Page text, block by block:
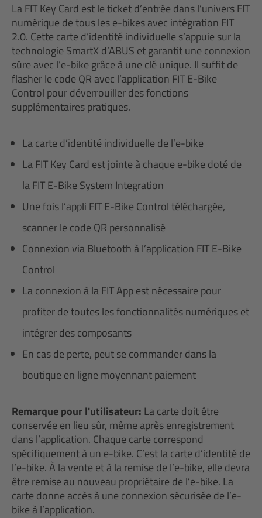
La FIT Key Card est le ticket d’entrée dans l’univers FIT
numérique de tous les e-bikes avec intégration FIT
2.0. Cette carte d’identité individuelle s’appuie sur la
technologie SmartX d’ABUS et garantit une connexion
sûre avec l’e-bike grâce à une clé unique. Il suffit de
flasher le code QR avec l’application FIT E-Bike
Control pour déverrouiller des fonctions
supplémentaires pratiques.
La carte d’identité individuelle de l’e-bike
La FIT Key Card est jointe à chaque e-bike doté de
la FIT E-Bike System Integration
Une fois l’appli FIT E-Bike Control téléchargée,
scanner le code QR personnalisé
Connexion via Bluetooth à l’application FIT E-Bike
Control
La connexion à la FIT App est nécessaire pour
profiter de toutes les fonctionnalités numériques et
intégrer des composants
En cas de perte, peut se commander dans la
boutique en ligne moyennant paiement
Remarque pour l'utilisateur: La carte doit être
conservée en lieu sûr, même après enregistrement
dans l’application. Chaque carte correspond
spécifiquement à un e-bike. C’est la carte d’identité de
l’e-bike. À la vente et à la remise de l’e-bike, elle devra
être remise au nouveau propriétaire de l’e-bike. La
carte donne accès à une connexion sécurisée de l’e-
bike à l’application.